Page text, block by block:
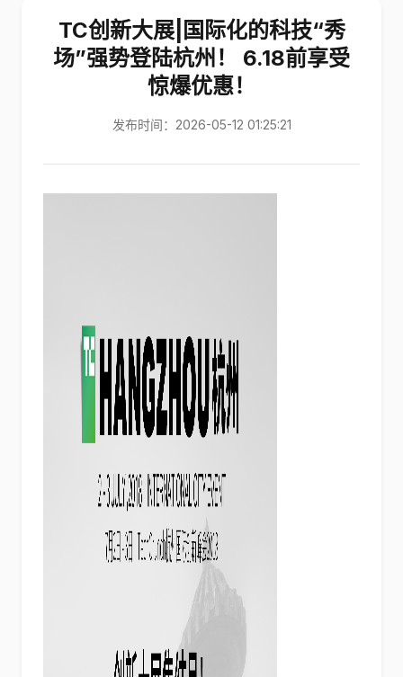
TC创新大展|国际化的科技“秀
场”强势登陆杭州！ 6.18前享受
惊爆优惠！
发布时间：2026-05-12 01:25:21